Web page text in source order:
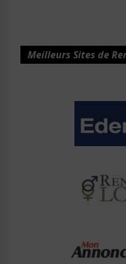
Meilleurs Sites de